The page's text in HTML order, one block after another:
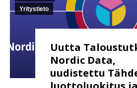
Yritystieto
Uutta
Nordic Data,
uudistettu